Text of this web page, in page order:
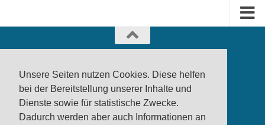
Unsere Seiten nutzen Cookies. Diese helfen
bei der Bereitstellung unserer Inhalte und
Dienste sowie für statistische Zwecke.
Dadurch werden aber auch Informationen an
produktwarnung.eu - 2007-2026
Made in Gerstetten |Medienzentrum Gerstetten